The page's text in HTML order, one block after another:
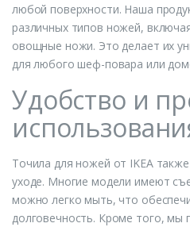
любой поверхности. Наша
различных типов ножей,
овощные ножи. Это делает их
для любого шеф-повара или
Удобство и
Точила для ножей от IKEA
уходе. Многие модели имеют
можно легко мыть, что
долговечность. Кроме того, мы